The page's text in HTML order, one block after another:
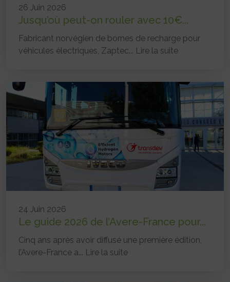
26 Juin 2026
Jusqu’où peut-on rouler avec 10€...
Fabricant norvégien de bornes de recharge pour
véhicules électriques, Zaptec... Lire la suite
24 Juin 2026
Le guide 2026 de l’Avere-France pour...
Cinq ans après avoir diffusé une première édition,
l’Avere-France a... Lire la suite